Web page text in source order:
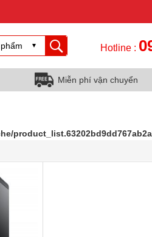
Hotline :
Miễn phí vận chuyển